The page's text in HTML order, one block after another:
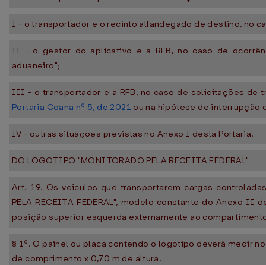
I - o transportador e o recinto alfandegado de destino, no
II - o gestor do aplicativo e a RFB, no caso de
aduaneiro";
III - o transportador e a RFB, no caso de solicitações de
Portaria Coana nº 5, de 2021 ou na hipótese de interrupção
IV - outras situações previstas no Anexo I desta Portaria.
DO LOGOTIPO "MONITORADO PELA RECEITA FEDERAL"
Art. 19. Os veículos que transportarem cargas
PELA RECEITA FEDERAL", modelo constante do Anexo
posição superior esquerda externamente ao
§ 1º. O painel ou placa contendo o logotipo deverá medir
de comprimento x 0,70 m de altura.